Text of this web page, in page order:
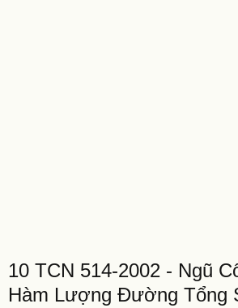
10 TCN 514-2002 - Ngũ
Hàm Lượng Đường Tổng